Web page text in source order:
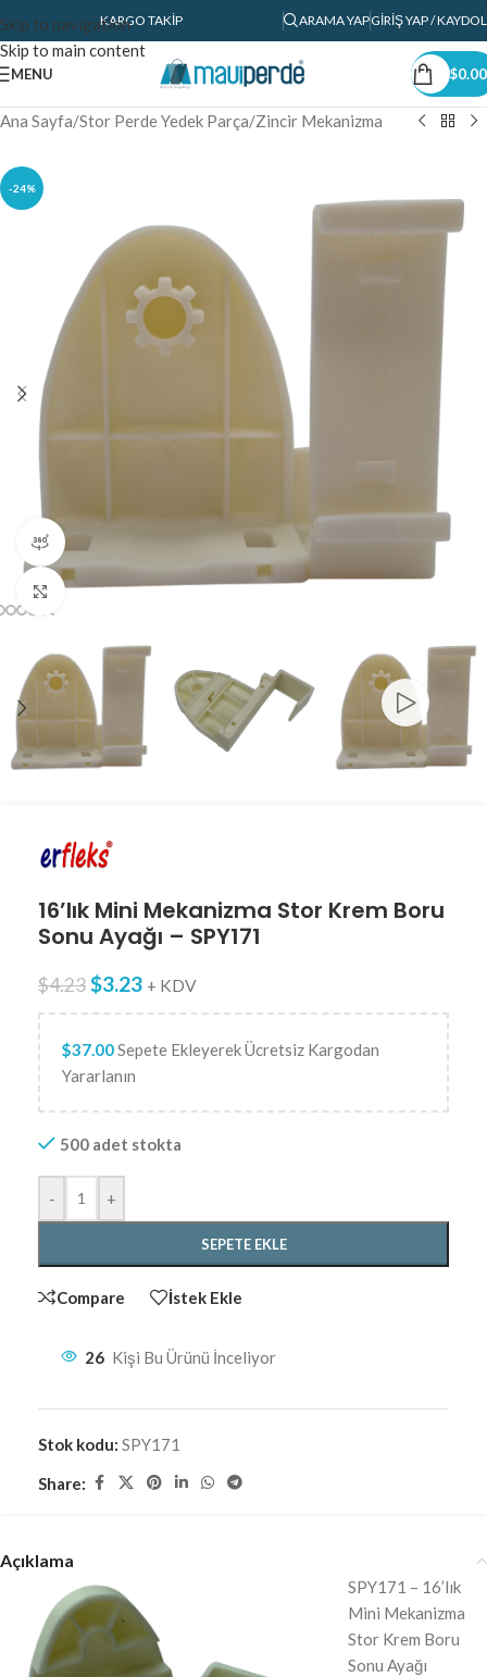
Skip to navigation
Skip to main content
KARGO TAKIP ARAMA YAPGIRIŞ YAP / KAYDOL
MENU $0.00
Ana Sayfa/Stor Perde Yedek Parça/Zincir Mekanizma
-24%
360 product view
Click to enlarge
16’lık Mini Mekanizma Stor Krem Boru
Sonu Ayağı – SPY171
$4.23$3.23 + KDV
$37.00Sepete Ekleyerek Ücretsiz Kargodan
Yararlanın
500 adet stokta
- +
SEPETE EKLE
Compare İstek Ekle
26 Kişi Bu Ürünü İnceliyor
Stok kodu: SPY171
Share:
Açıklama
SPY171 – 16’lık
Mini Mekanizma
Stor Krem Boru
Sonu Ayağı